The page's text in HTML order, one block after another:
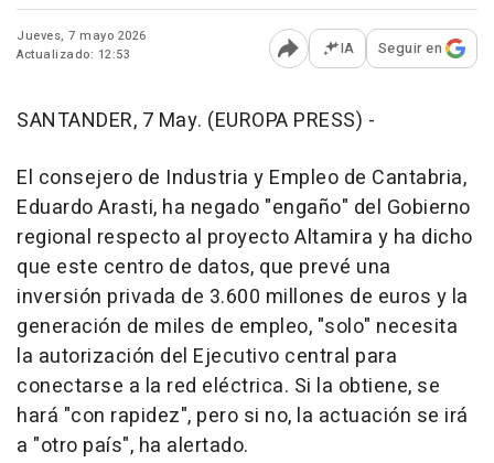
Jueves, 7 mayo 2026
Actualizado: 12:53
Abrir opciones para
IA Seguir en
SANTANDER, 7 May. (EUROPA PRESS) -
El consejero de Industria y Empleo de Cantabria,
Eduardo Arasti, ha negado "engaño" del Gobierno
regional respecto al proyecto Altamira y ha dicho
que este centro de datos, que prevé una
inversión privada de 3.600 millones de euros y la
generación de miles de empleo, "solo" necesita
la autorización del Ejecutivo central para
conectarse a la red eléctrica. Si la obtiene, se
hará "con rapidez", pero si no, la actuación se irá
a "otro país", ha alertado.